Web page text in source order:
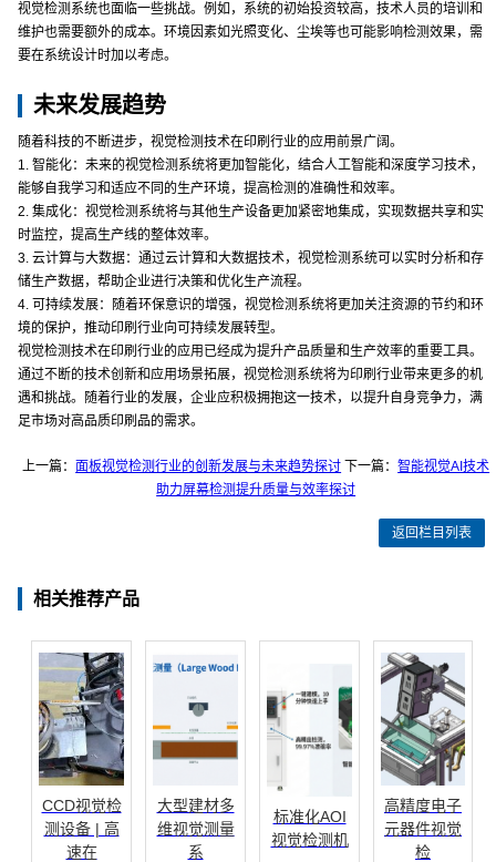
视觉检测系统也面临一些挑战。例如，系统的初始投资较高，技术人员的培训和
维护也需要额外的成本。环境因素如光照变化、尘埃等也可能影响检测效果，需
要在系统设计时加以考虑。
未来发展趋势
随着科技的不断进步，视觉检测技术在印刷行业的应用前景广阔。
1. 智能化：未来的视觉检测系统将更加智能化，结合人工智能和深度学习技术，
能够自我学习和适应不同的生产环境，提高检测的准确性和效率。
2. 集成化：视觉检测系统将与其他生产设备更加紧密地集成，实现数据共享和实
时监控，提高生产线的整体效率。
3. 云计算与大数据：通过云计算和大数据技术，视觉检测系统可以实时分析和存
储生产数据，帮助企业进行决策和优化生产流程。
4. 可持续发展：随着环保意识的增强，视觉检测系统将更加关注资源的节约和环
境的保护，推动印刷行业向可持续发展转型。
视觉检测技术在印刷行业的应用已经成为提升产品质量和生产效率的重要工具。
通过不断的技术创新和应用场景拓展，视觉检测系统将为印刷行业带来更多的机
遇和挑战。随着行业的发展，企业应积极拥抱这一技术，以提升自身竞争力，满
足市场对高品质印刷品的需求。
上一篇： 面板视觉检测行业的创新发展与未来趋势探讨 下一篇：智能视觉AI技术
助力屏幕检测提升质量与效率探讨
返回栏目列表
相关推荐产品
CCD视觉检
测设备 | 高
速在
大型建材多
维视觉测量
系
标准化AOI
视觉检测机
高精度电子
元器件视觉
检